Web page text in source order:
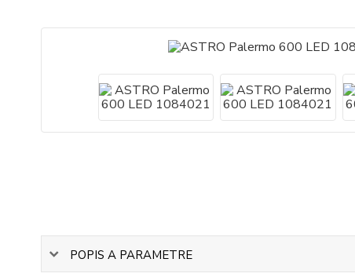
POPIS A PARAMETRE